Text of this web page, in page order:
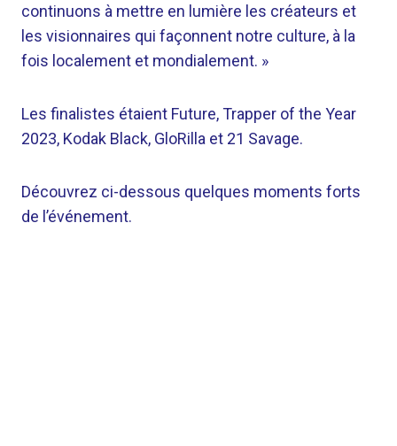
continuons à mettre en lumière les créateurs et
les visionnaires qui façonnent notre culture, à la
fois localement et mondialement. »
Les finalistes étaient Future, Trapper of the Year
2023, Kodak Black, GloRilla et 21 Savage.
Découvrez ci-dessous quelques moments forts
de l’événement.